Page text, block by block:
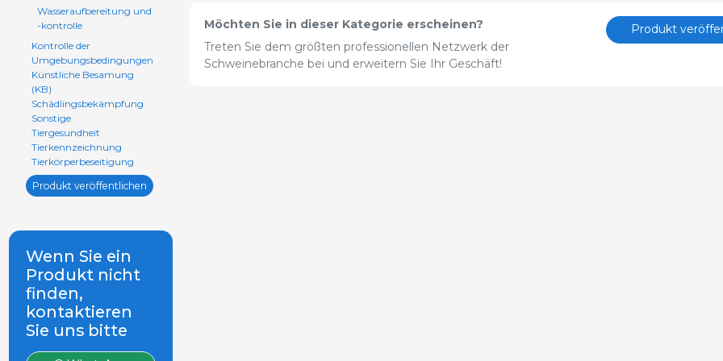
Wasseraufbereitung und
-kontrolle
Kontrolle der
Umgebungsbedingungen
Künstliche Besamung
(KB)
Schädlingsbekämpfung
Sonstige
Tiergesundheit
Tierkennzeichnung
Tierkörperbeseitigung
Produkt veröffentlichen
Wenn Sie ein
Produkt nicht
finden,
kontaktieren
Sie uns bitte
Möchten Sie in dieser Kategorie erscheinen?
Treten Sie dem größten professionellen Netzwerk der
Schweinebranche bei und erweitern Sie Ihr Geschäft!
Produkt